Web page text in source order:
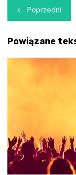
wpisu
Poprzedni
Powiązane